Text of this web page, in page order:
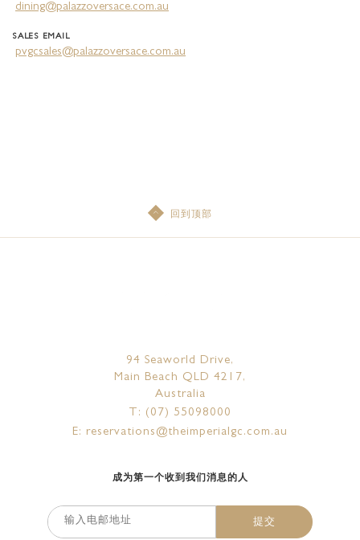
dining@palazzoversace.com.au
SALES EMAIL
pvgcsales@palazzoversace.com.au
回到顶部
94 Seaworld Drive,
Main Beach QLD 4217,
Australia
T: (07) 55098000
E: reservations@theimperialgc.com.au
成为第一个收到我们消息的人
提交